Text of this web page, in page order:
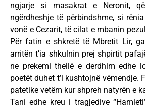
ngjarje si masakrat e Neronit,
ngërdheshje të përbindshme, si
vonë e Cezarit, të cilat e mbanin
Për fatin e shkretë të Mbretit Lir,
arritën t’ia shkulnin prej shpirtit
ne prekemi thellë e derdhim edhe
poetët duhet t’i kushtojnë vëmendje.
patetike vetëm kur shpreh natyrën e
Tani edhe kreu i tragjedive